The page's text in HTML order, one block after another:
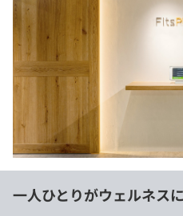
新卒エージェント
イベント・セミナー
インタビュー
4択課題
ナレッジ
リファレンス
プラン
個人向けプラン
SQL
評価結果一覧
再チャレンジ結果一覧
メディア
Tech Team Journal
paiza times
note
paizaとは？
一人ひとりがウェルネス